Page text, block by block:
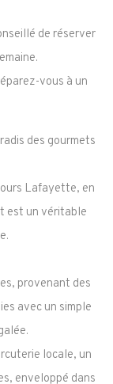
de réserver
vous à un
des gourmets
Lafayette, en
est un véritable
provenant des
avec un simple
locale, un
enveloppé dans